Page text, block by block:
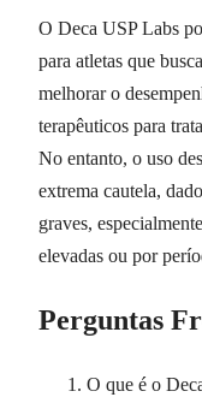
O Deca USP Labs
para atletas que
melhorar o
terapêuticos para
No entanto, o uso
extrema cautela,
graves,
elevadas ou por
Perguntas
O que é o